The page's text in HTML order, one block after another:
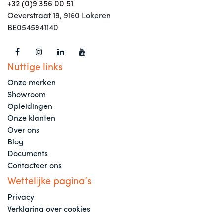
+32 (0)9 356 00 51
Oeverstraat 19, 9160 Lokeren
BE0545941140
Nuttige links
Onze merken
Showroom
Opleidingen
Onze klanten
Over ons
Blog
Documents
Contacteer ons
Wettelijke pagina’s
Privacy
Verklaring over cookies